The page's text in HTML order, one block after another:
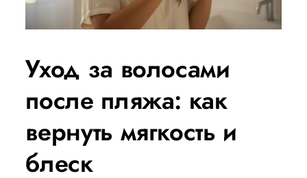
Уход за волосами
после пляжа: как
вернуть мягкость и
блеск